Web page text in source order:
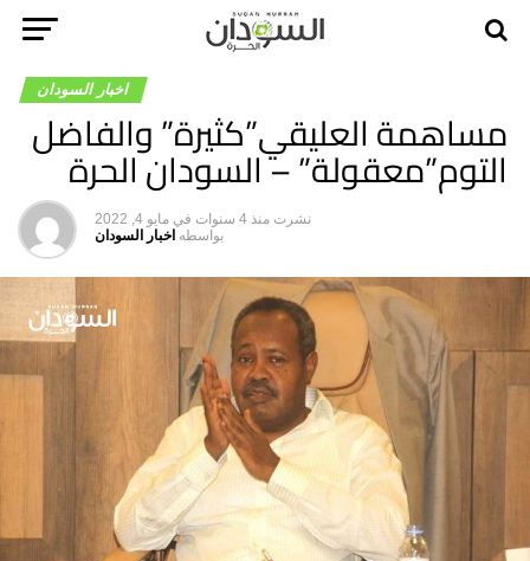
اخبار السودان
مساهمة العليقي”كثيرة” والفاضل
التوم”معقولة” – السودان الحرة
نشرت منذ 4 سنوات في مايو 4, 2022
بواسطه اخبار السودان